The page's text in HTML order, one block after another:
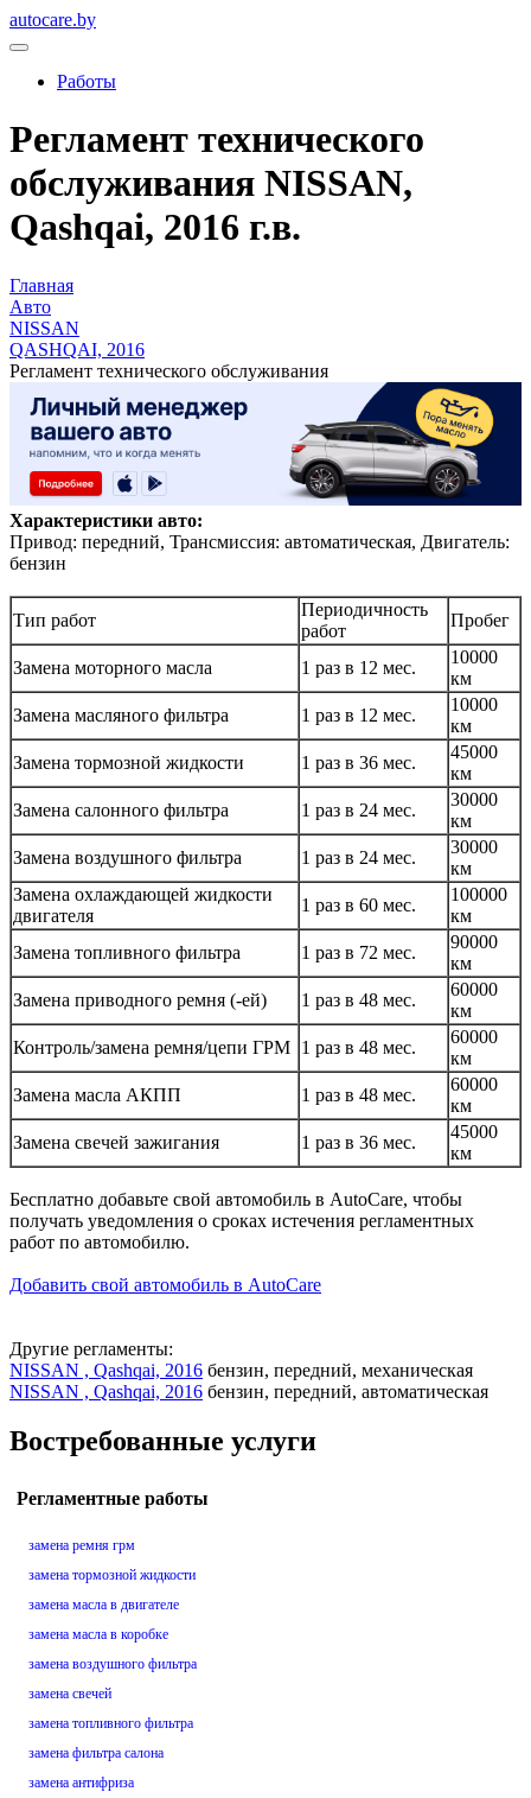
autocare.by
Работы
Регламент технического
обслуживания NISSAN,
Qashqai, 2016 г.в.
Главная
Авто
NISSAN
QASHQAI, 2016
Регламент технического обслуживания
Характеристики авто:
Привод: передний, Трансмиссия: автоматическая, Двигатель:
бензин
Тип работ
Периодичность
работ
Пробег
Замена моторного масла 1 раз в 12 мес.
10000
км
Замена масляного фильтра
1 раз в 12 мес.
10000
км
Замена тормозной жидкости
1 раз в 36 мес.
45000
км
Замена салонного фильтра
1 раз в 24 мес.
30000
км
Замена воздушного фильтра
1 раз в 24 мес.
30000
км
Замена охлаждающей жидкости
двигателя
1 раз в 60 мес.
100000
км
Замена топливного фильтра
1 раз в 72 мес.
90000
км
Замена приводного ремня (-ей)
1 раз в 48 мес.
60000
км
Контроль/замена ремня/цепи ГРМ 1 раз в 48 мес.
60000
км
Замена масла АКПП
1 раз в 48 мес.
60000
км
Замена свечей зажигания
1 раз в 36 мес.
45000
км
Бесплатно добавьте свой автомобиль в AutoCare, чтобы
получать уведомления о сроках истечения регламентных
работ по автомобилю.
Добавить свой автомобиль в AutoCare
Другие регламенты:
NISSAN , Qashqai, 2016 бензин, передний, механическая
NISSAN , Qashqai, 2016 бензин, передний, автоматическая
Востребованные услуги
Регламентные работы
замена ремня грм
замена тормозной жидкости
замена масла в двигателе
замена масла в коробке
замена воздушного фильтра
замена свечей
замена топливного фильтра
замена фильтра салона
замена антифриза